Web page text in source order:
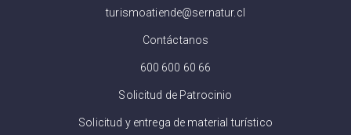
turismoatiende@sernatur.cl
Contáctanos
600 600 60 66
Solicitud de Patrocinio
Solicitud y entrega de material turístico